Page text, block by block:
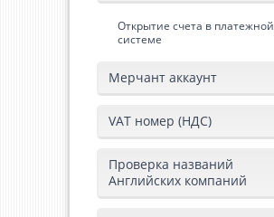
Открытие счета в платежной
системе
Мерчант аккаунт
VAT номер (НДС)
Проверка названий
Английских компаний